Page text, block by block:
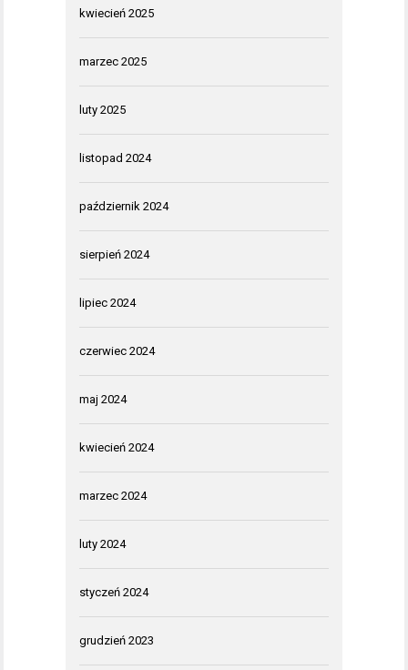
kwiecień 2025
marzec 2025
luty 2025
listopad 2024
październik 2024
sierpień 2024
lipiec 2024
czerwiec 2024
maj 2024
kwiecień 2024
marzec 2024
luty 2024
styczeń 2024
grudzień 2023